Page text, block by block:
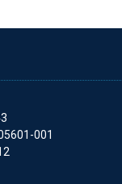
001